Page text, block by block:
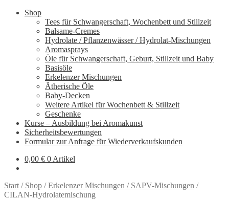
Shop
Tees für Schwangerschaft, Wochenbett und Stillzeit
Balsame-Cremes
Hydrolate / Pflanzenwässer / Hydrolat-Mischungen
Aromasprays
Öle für Schwangerschaft, Geburt, Stillzeit und Baby
Basisöle
Erkelenzer Mischungen
Ätherische Öle
Baby-Decken
Weitere Artikel für Wochenbett & Stillzeit
Geschenke
Kurse – Ausbildung bei Aromakunst
Sicherheitsbewertungen
Formular zur Anfrage für Wiederverkaufskunden
0,00 € 0 Artikel
Start / Shop /Erkelenzer Mischungen / SAPV-Mischungen /
CILAN-Hydrolatemischung